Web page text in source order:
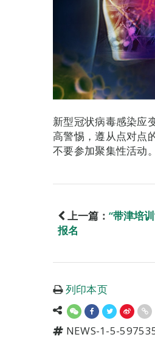
新型冠状病毒感染应
高警惕，遵从点对点
不要参加聚集性活动。
上一篇： “带津培
报名
列印本页
NEWS-1-5-